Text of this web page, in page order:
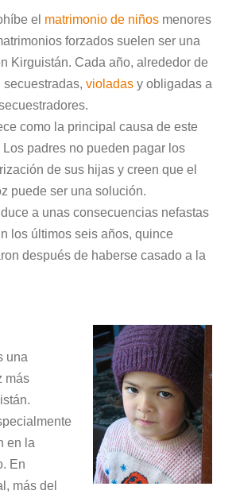
el matrimonio de niños menores
forzados suelen ser una
Kirguistán. Cada año, alrededor de
violadas y obligadas a
como la principal causa de este
padres no pueden pagar los
de sus hijas y creen que el
puede ser una solución.
a unas consecuencias nefastas
los últimos seis años, quince
después de haberse casado a la
una
más
en la
En
más del